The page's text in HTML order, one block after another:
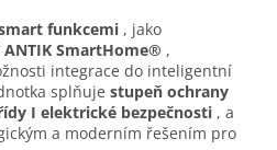
funkcemi , jako
SmartHome® ,
integrace do inteligentní
splňuje stupeň ochrany
I elektrické bezpečnosti , a
a moderním řešením pro